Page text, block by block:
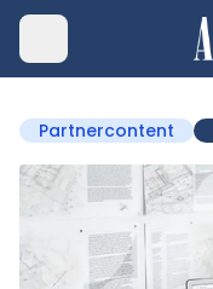
Partnercontent